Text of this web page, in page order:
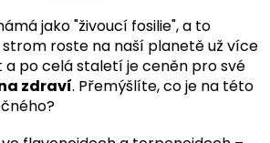
jako "živoucí fosilie", a to
roste na naší planetě už více
a po celá staletí je ceněn pro své
zdraví. Přemýšlíte, co je na této